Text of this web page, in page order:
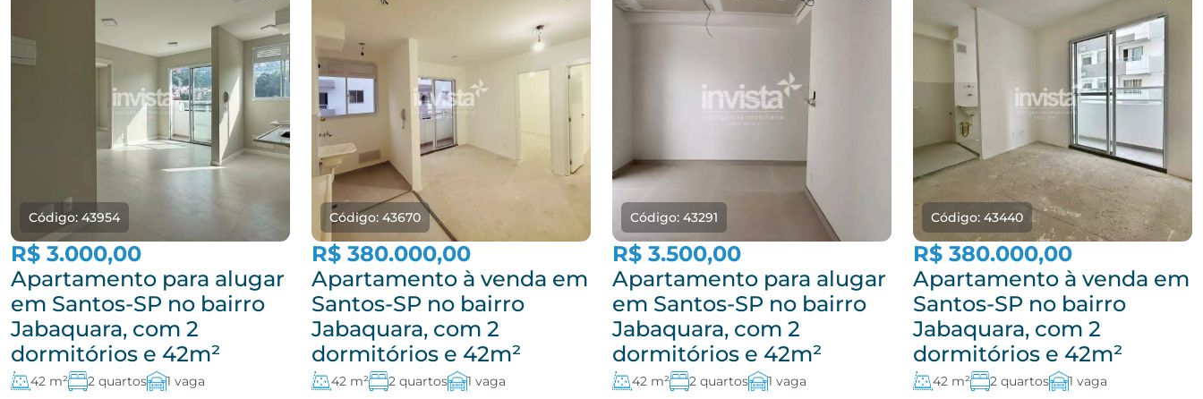
Código: 43954
R$ 3.000,00
Apartamento para alugar
em Santos-SP no bairro
Jabaquara, com 2
dormitórios e 42m²
42 m² 2 quartos 1 vaga
Código: 43670
R$ 380.000,00
Apartamento à venda em
Santos-SP no bairro
Jabaquara, com 2
dormitórios e 42m²
42 m² 2 quartos 1 vaga
Código: 43291
R$ 3.500,00
Apartamento para alugar
em Santos-SP no bairro
Jabaquara, com 2
dormitórios e 42m²
42 m² 2 quartos 1 vaga
Código: 43440
R$ 380.000,00
Apartamento à venda em
Santos-SP no bairro
Jabaquara, com 2
dormitórios e 42m²
42 m² 2 quartos 1 vaga